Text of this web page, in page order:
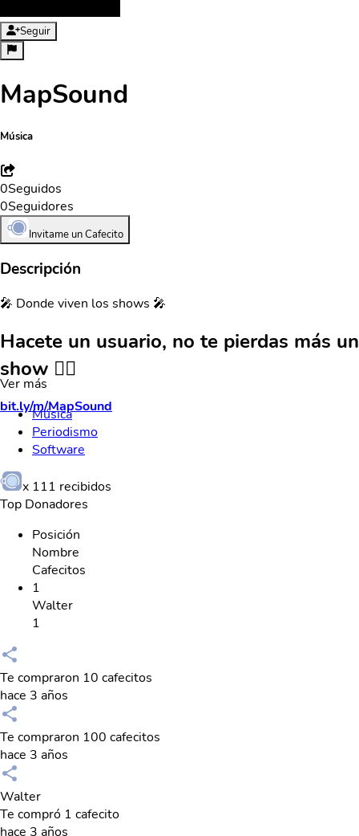
Seguir
MapSound
Música
0Seguidos
0Seguidores
Invitame un Cafecito
Descripción
🎤 Donde viven los shows 🎤
Hacete un usuario, no te pierdas más un
show 👇🏻
bit.ly/m/MapSound
Ver más
Música
Periodismo
Software
x 111 recibidos
Top Donadores
Posición
Nombre
Cafecitos
1
Walter
1
Te compraron 10 cafecitos
hace 3 años
Te compraron 100 cafecitos
hace 3 años
Walter
Te compró 1 cafecito
hace 3 años